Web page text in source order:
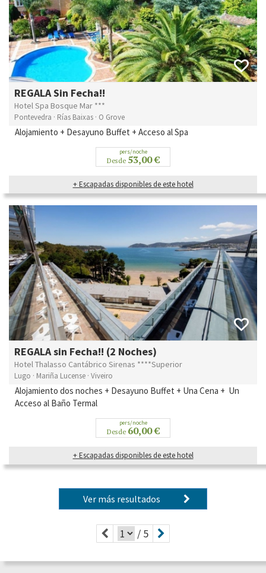
REGALA Sin Fecha!!
Hotel Spa Bosque Mar ***
Pontevedra · Rías Baixas · O Grove
Alojamiento + Desayuno Buffet + Acceso al Spa
pers/noche
Desde 53,00 €
+ Escapadas disponibles de este hotel
REGALA sin Fecha!! (2 Noches)
Hotel Thalasso Cantábrico Sirenas ****Superior
Lugo · Mariña Lucense · Viveiro
Alojamiento dos noches + Desayuno Buffet + Una Cena + Un
Acceso al Baño Termal
pers/noche
Desde 60,00 €
+ Escapadas disponibles de este hotel
Ver más resultados
/ 5